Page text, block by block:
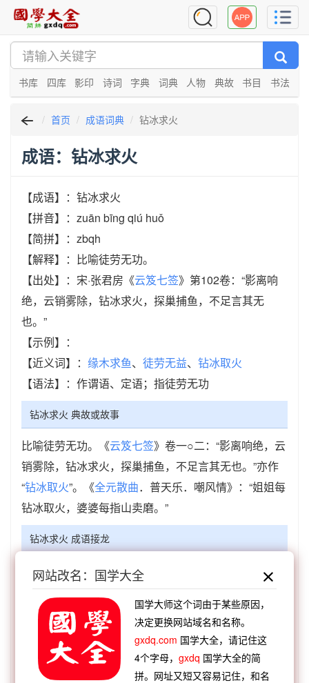
书库 四库 影印 诗词 字典 词典 人物 典故 书目 书法
首页 成语词典 钻冰求火
成语：钻冰求火
【成语】：钻冰求火
【拼音】：zuān bīng qiú huǒ
【简拼】：zbqh
【解释】：比喻徒劳无功。
【出处】：宋·张君房《云笈七签》第102卷：“影离响
绝，云销雾除，钻冰求火，探巢捕鱼，不足言其无
也。”
【示例】：
【近义词】： 缘木求鱼、 徒劳无益、 钻冰取火
【语法】：作谓语、定语；指徒劳无功
钻冰求火 典故或故事
比喻徒劳无功。《云笈七签》卷一○二：“影离响绝，云
销雾除，钻冰求火，探巢捕鱼，不足言其无也。”亦作
“钻冰取火”。《全元散曲．普天乐．嘲风情》：“姐姐每
钻冰取火，婆婆每指山卖磨。”
钻冰求火 成语接龙
【顺接】：火眼金睛 火光冲天
火耕水
火尽薪传 火灭烟消 火树银花
火急火燎
【顺接】： 言之过火 飞蛾赴火 撮盐入火
满腔怒
皎阳似火 拥彗救火 势成水火
不愠不火
【逆接】： 跳跳钻钻 无孔不钻 七十二钻
古怪刁
见缝就钻
网站改名：国学大全
国学大师这个词由于某些原因，
决定更换网站域名和名称。
gxdq.com 国学大全，请记住这
4个字母，gxdq 国学大全的简
拼。网址又短又容易记住，和名